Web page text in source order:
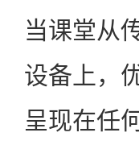
当课堂从
设备上，
呈现在任